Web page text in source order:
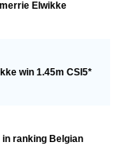
Elwikke
win 1.45m CSI5*
in ranking Belgian